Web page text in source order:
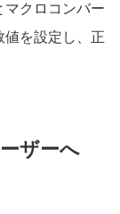
マクロコンバー
値を設定し、正
ザーへ